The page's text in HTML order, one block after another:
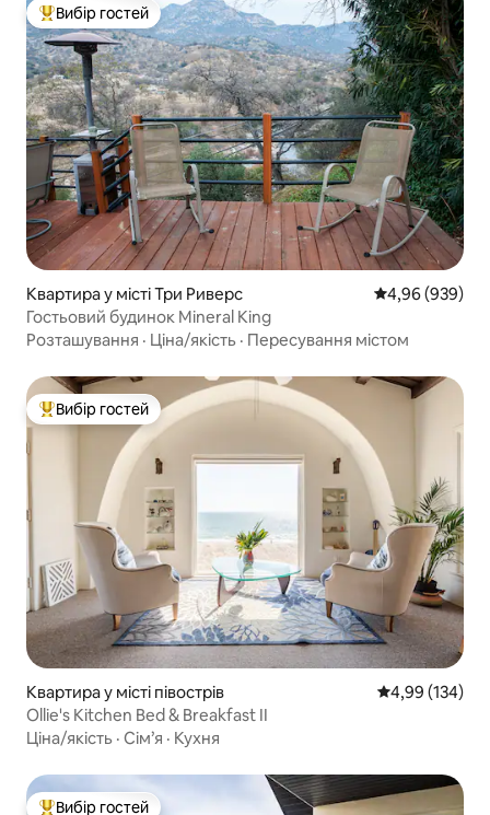
Топ вибір гостей
Вибір гостей
Квартира у місті Три Риверс Середня
4,96 (939)
Гостьовий будинок Mineral King
Розташування · Ціна/якість · Пересування містом
Топ вибір гостей
Вибір гостей
Квартира у місті півострів Середня
4,99 (134)
Ollie's Kitchen Bed & Breakfast II
Ціна/якість · Сім’я · Кухня
Вибір гостей